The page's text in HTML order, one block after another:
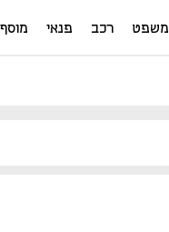
משפט רכב פנאי מוסף